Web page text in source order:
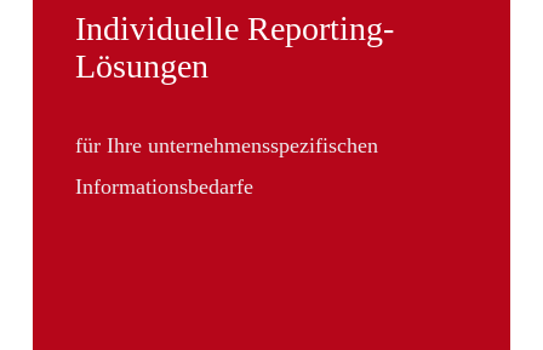
Individuelle Reporting-
Lösungen
für Ihre unternehmensspezifischen
Informationsbedarfe